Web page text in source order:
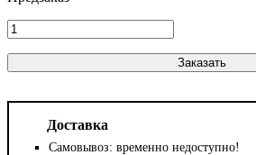
Заказать
Доставка
Самовывоз: временно недоступно!